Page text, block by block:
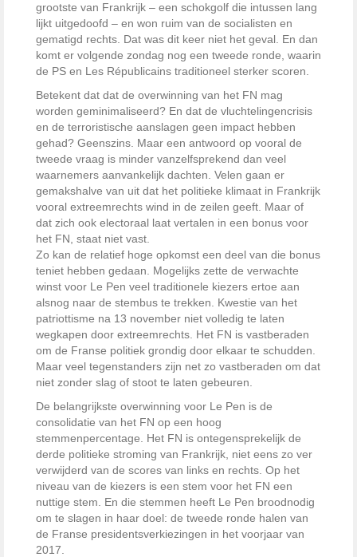
grootste van Frankrijk – een schokgolf die intussen lang
lijkt uitgedoofd – en won ruim van de socialisten en
gematigd rechts. Dat was dit keer niet het geval. En dan
komt er volgende zondag nog een tweede ronde, waarin
de PS en Les Républicains traditioneel sterker scoren.
Betekent dat dat de overwinning van het FN mag
worden geminimaliseerd? En dat de vluchtelingencrisis
en de terroristische aanslagen geen impact hebben
gehad? Geenszins. Maar een antwoord op vooral de
tweede vraag is minder vanzelfsprekend dan veel
waarnemers aanvankelijk dachten. Velen gaan er
gemakshalve van uit dat het politieke klimaat in Frankrijk
vooral extreemrechts wind in de zeilen geeft. Maar of
dat zich ook electoraal laat vertalen in een bonus voor
het FN, staat niet vast.
Zo kan de relatief hoge opkomst een deel van die bonus
teniet hebben gedaan. Mogelijks zette de verwachte
winst voor Le Pen veel traditionele kiezers ertoe aan
alsnog naar de stembus te trekken. Kwestie van het
patriottisme na 13 november niet volledig te laten
wegkapen door extreemrechts. Het FN is vastberaden
om de Franse politiek grondig door elkaar te schudden.
Maar veel tegenstanders zijn net zo vastberaden om dat
niet zonder slag of stoot te laten gebeuren.
De belangrijkste overwinning voor Le Pen is de
consolidatie van het FN op een hoog
stemmenpercentage. Het FN is ontegensprekelijk de
derde politieke stroming van Frankrijk, niet eens zo ver
verwijderd van de scores van links en rechts. Op het
niveau van de kiezers is een stem voor het FN een
nuttige stem. En die stemmen heeft Le Pen broodnodig
om te slagen in haar doel: de tweede ronde halen van
de Franse presidentsverkiezingen in het voorjaar van
2017.